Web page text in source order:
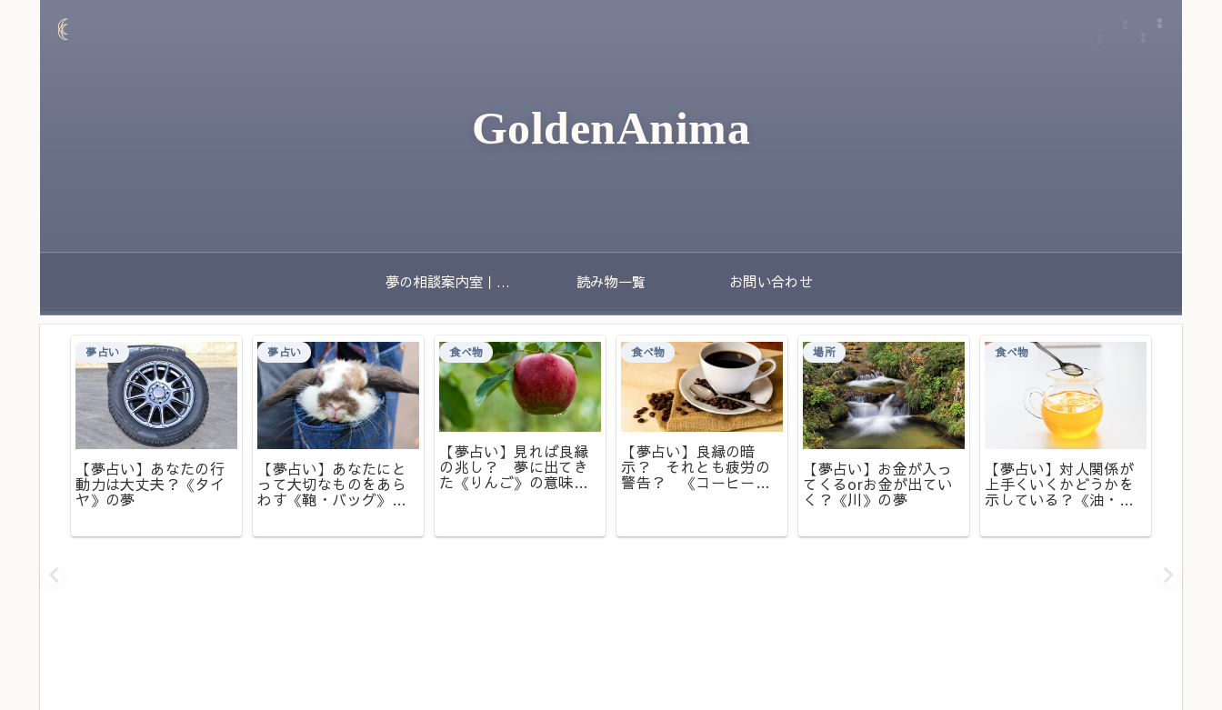
GoldenAnima
夢の相談案内室｜夢のあとに残る不安や迷いをやさしく整理する場所 読み物一覧 お問い合わせ
夢占い
【夢占い】あなたの行
動力は大丈夫？《タイ
ヤ》の夢
夢占い
【夢占い】あなたにと
って大切なものをあら
わす《鞄・バッグ》の
食べ物
【夢占い】見れば良縁
の兆し？ 夢に出てき
た《りんご》の意味と
は？
食べ物
【夢占い】良縁の暗
示？ それとも疲労の
警告？ 《コーヒー》
場所
【夢占い】お金が入っ
てくるorお金が出てい
く？《川》の夢
食べ物
【夢占い】対人関係が
上手くいくかどうかを
示している？《油・オ